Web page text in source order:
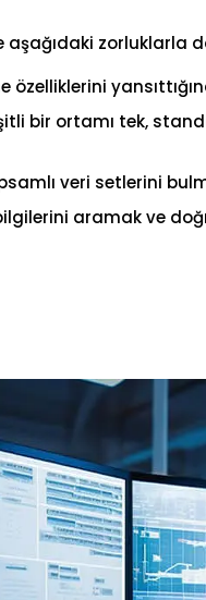
aşağıdaki zorluklarla
bir ortamı tek,
veri setlerini
aramak ve